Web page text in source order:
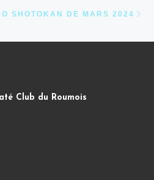
SHOTOKAN DE MARS 2024
Club du Roumois